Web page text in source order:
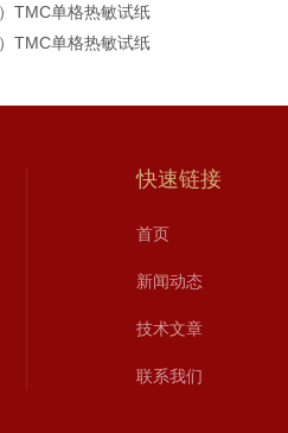
TMC单格热敏试纸
TMC单格热敏试纸
快速链接
首页
新闻动态
技术文章
联系我们